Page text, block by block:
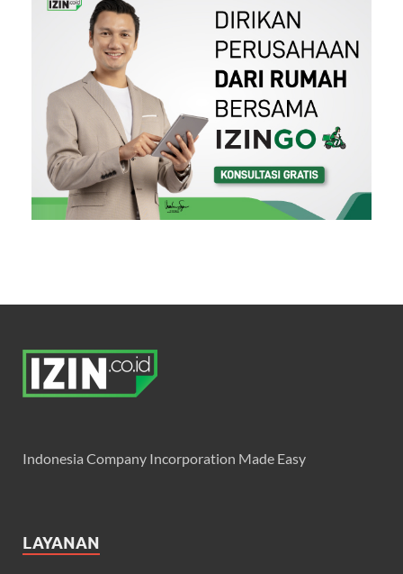
Indonesia Company Incorporation Made Easy
LAYANAN